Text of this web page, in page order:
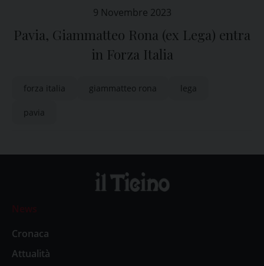
9 Novembre 2023
Pavia, Giammatteo Rona (ex Lega) entra
in Forza Italia
forza italia giammatteo rona lega
pavia
News
Cronaca
Attualità